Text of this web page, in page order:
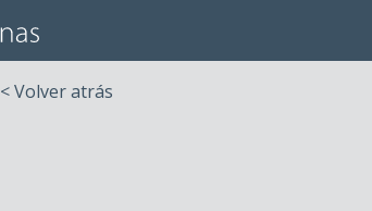
< Volver atrás